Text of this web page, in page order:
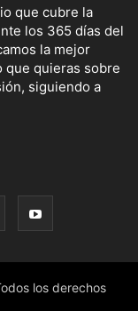
que cubre la
los 365 días del
la mejor
que quieras sobre
siguiendo a
los derechos